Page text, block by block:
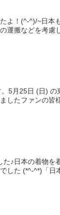
よ！(^-^)/~日
運搬などを考
5月25日 (日)
したファンの
♪日本の着物
した (*^-^*)「